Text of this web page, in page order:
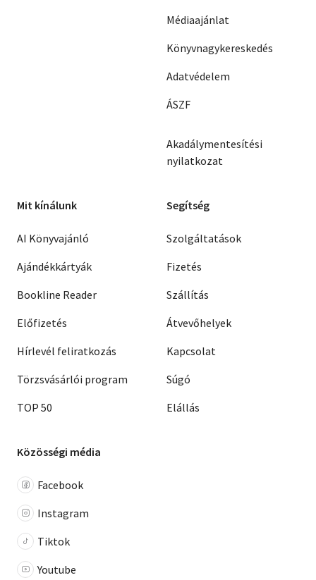
Médiaajánlat
Könyvnagykereskedés
Adatvédelem
ÁSZF
Akadálymentesítési
nyilatkozat
Mit kínálunk
AI Könyvajánló
Ajándékkártyák
Bookline Reader
Előfizetés
Hírlevél feliratkozás
Törzsvásárlói program
TOP 50
Segítség
Szolgáltatások
Fizetés
Szállítás
Átvevőhelyek
Kapcsolat
Súgó
Elállás
Közösségi média
Facebook
Instagram
Tiktok
Youtube